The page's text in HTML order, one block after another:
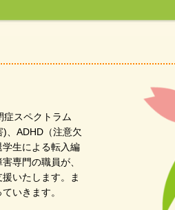
症スペクトラム
、ADHD（注意欠
生による転入編
専門の職員が、
いたします。ま
いきます。